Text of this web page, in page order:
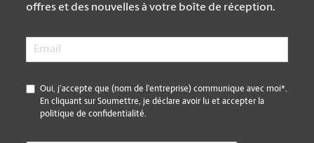
offres et des nouvelles à votre boîte de réception.
Email
*
Oui, j’accepte que (nom de l’entreprise) communique avec moi*.
En cliquant sur Soumettre, je déclare avoir lu et accepter la
politique de confidentialité.